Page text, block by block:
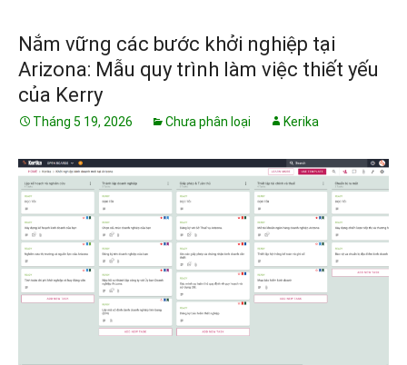
Nắm vững các bước khởi nghiệp tại
Arizona: Mẫu quy trình làm việc thiết yếu
của Kerry
Tháng 5 19, 2026 Chưa phân loại Kerika